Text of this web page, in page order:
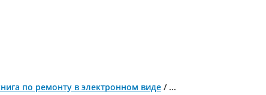
по ремонту в электронном виде / ...